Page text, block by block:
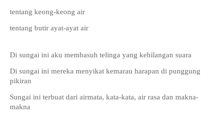
tentang keong-keong air
tentang butir ayat-ayat air
Di sungai ini aku membasuh telinga yang kehilangan suara
Di sungai ini mereka menyikat kemarau harapan di punggung
pikiran
Sungai ini terbuat dari airmata, kata-kata, air rasa dan makna-
makna